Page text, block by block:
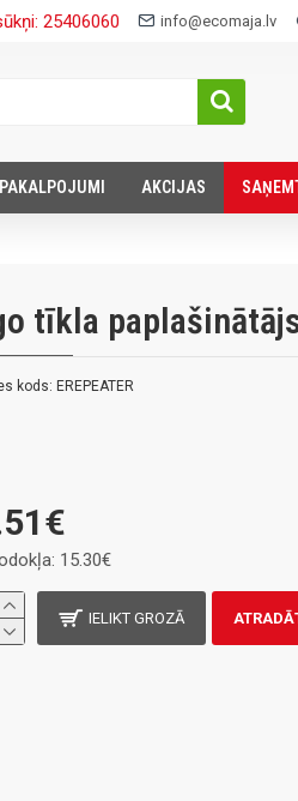
25406060 info@ecomaja.lv
PAKALPOJUMI AKCIJAS
tīkla
kods: EREPEATER
15.30€
IELIKT GROZĀ